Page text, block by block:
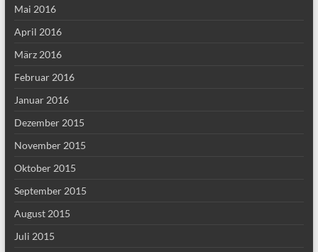
Mai 2016
April 2016
März 2016
Februar 2016
Januar 2016
Dezember 2015
November 2015
Oktober 2015
September 2015
August 2015
Juli 2015